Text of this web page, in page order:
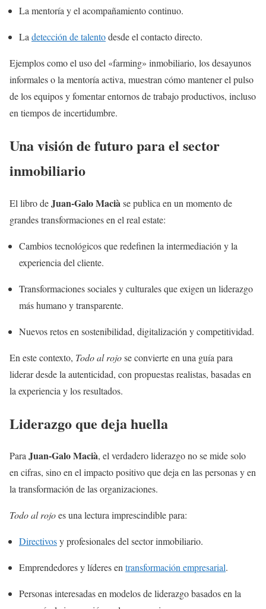
La mentoría y el acompañamiento continuo.
La detección de talentodesde el contacto directo.
Ejemplos como el uso del «farming» inmobiliario, los desayunos
informales o la mentoría activa, muestran cómo mantener el pulso
de los equipos y fomentar entornos de trabajo productivos, incluso
en tiempos de incertidumbre.
Una visión de futuro para el sector
inmobiliario
El libro deJuan-Galo Maciàse publica en un momento de
grandes transformaciones en el real estate:
Cambios tecnológicos que redefinen la intermediación y la
experiencia del cliente.
Transformaciones sociales y culturales que exigen un liderazgo
más humano y transparente.
Nuevos retos en sostenibilidad, digitalización y competitividad.
En este contexto, Todo al rojose convierte en una guía para
liderar desde la autenticidad, con propuestas realistas, basadas en
la experiencia y los resultados.
Liderazgo que deja huella
ParaJuan-Galo Macià, el verdadero liderazgo no se mide solo
en cifras, sino en el impacto positivo que deja en las personas y en
la transformación de las organizaciones.
Todo al rojoes una lectura imprescindible para:
Directivosy profesionales del sector inmobiliario.
Emprendedores y líderes entransformación empresarial.
Personas interesadas en modelos de liderazgo basados en la